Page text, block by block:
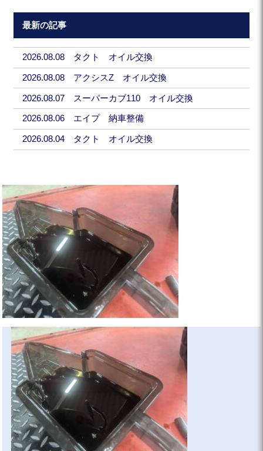
最新の記事
2026.08.08 タクト オイル交換
2026.08.08 アクシスZ オイル交換
2026.08.07 スーパーカブ110 オイル交換
2026.08.06 エイプ 納車整備
2026.08.04 タクト オイル交換